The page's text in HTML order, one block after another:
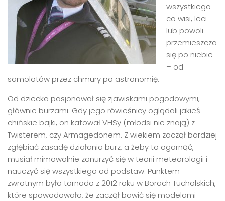
wszystkiego
co wisi, leci
lub powoli
przemieszcza
się po niebie
– od
samolotów przez chmury po astronomię.
Od dziecka pasjonował się zjawiskami pogodowymi,
głównie burzami. Gdy jego rówieśnicy oglądali jakieś
chińskie bajki, on katował VHSy (młodsi nie znają) z
Twisterem, czy Armagedonem. Z wiekiem zaczął bardziej
zgłębiać zasadę działania burz, a żeby to ogarnąć,
musiał mimowolnie zanurzyć się w teorii meteorologii i
nauczyć się wszystkiego od podstaw. Punktem
zwrotnym było tornado z 2012 roku w Borach Tucholskich,
które spowodowało, że zaczął bawić się modelami